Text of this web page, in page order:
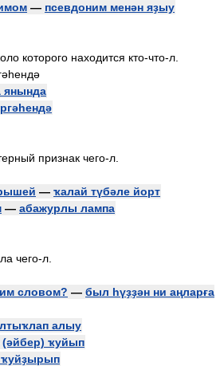
— псевдоним менән яҙыу
которого находится кто-что-л.
янында
признак чего-л.
— ҡалай түбәле йорт
— абажурлы лампа
чего-л.
словом? — был һүҙҙән ни аңларға
алыу
(әйбер) ҡуйып